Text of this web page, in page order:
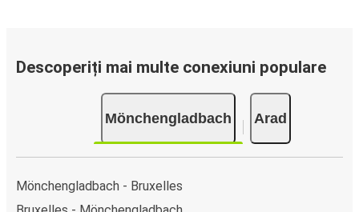
Descoperiți mai multe conexiuni populare
Mönchengladbach Arad
Mönchengladbach - Bruxelles